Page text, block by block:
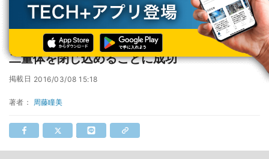
TECH+ テクノロジー
サイエンス
京大、フラーレンC70の内部に水の単分子と二量体を閉じ込めることに成功
京大、フラーレンC70の内部に水の単分子と
二量体を閉じ込めることに成功
掲載日 2016/03/08 15:18
著者： 周藤瞳美